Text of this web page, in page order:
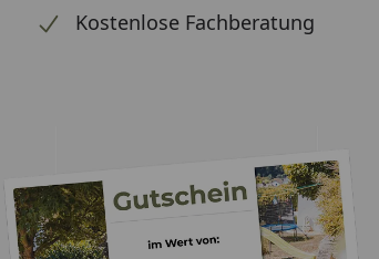
Kostenlose Fachberatung